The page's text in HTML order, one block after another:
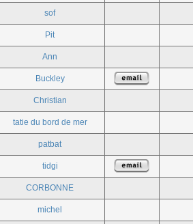
sof
Pit
Ann
Buckley
Christian
tatie du bord de mer
patbat
tidgi
CORBONNE
michel